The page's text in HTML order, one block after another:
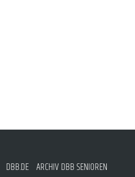
DBB.DE ARCHIV DBB SENIOREN